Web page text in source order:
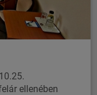
ellenében